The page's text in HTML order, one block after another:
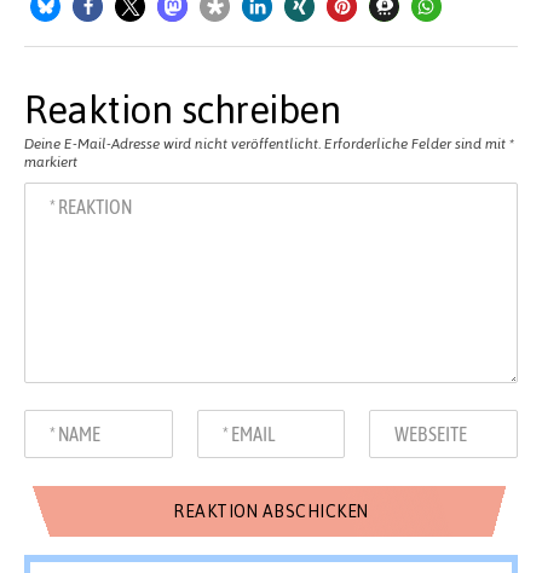
Reaktion schreiben
Deine E-Mail-Adresse wird nicht veröffentlicht. Erforderliche Felder sind mit *
markiert